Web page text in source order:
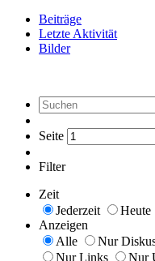
Beiträge
Letzte Aktivität
Bilder
Seite
Filter
Zeit
Jederzeit
Heute
Anzeigen
Alle
Nur
Nur Links
Nur